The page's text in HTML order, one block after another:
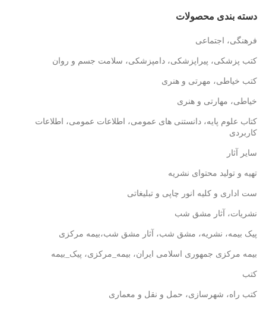
دسته بندی محصولات
فرهنگی، اجتماعی
کتب پزشکی، پیراپزشکی، دامپزشکی، سلامت جسم و روان
کتب خیاطی، مهرتی و هنری
خیاطی، مهارتی و هنری
کتاب علوم پایه، دانستنی های عمومی، اطلاعات عمومی، اطلاعات
کاربردی
سایر آثار
تهیه و تولید محتوای نشریه
ست اداری و کلیه انور چاپی و تبلیغاتی
نشریات، آثار مشق شب
پیک بیمه، نشریه، مشق شب، آثار مشق شب،بیمه مرکزی
بیمه مرکزی جمهوری اسلامی ایران، بیمه_مرکزی، پیک_بیمه
کتب
کتب راه، شهرسازی، حمل و نقل و معماری